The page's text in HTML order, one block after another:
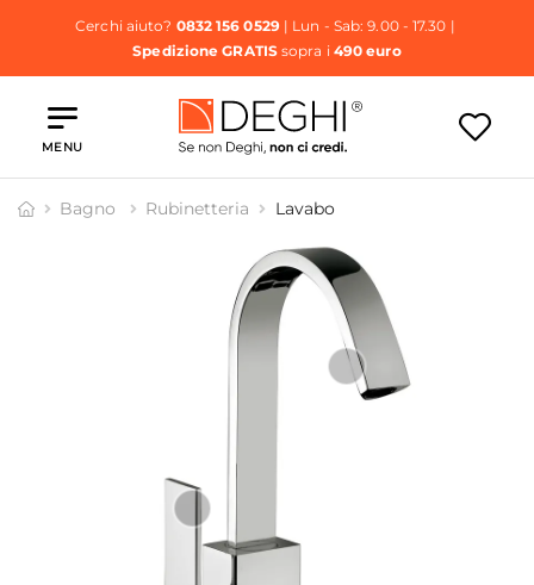
Cerchi aiuto? 0832 156 0529| Lun - Sab: 9.00 - 17.30 |
Spedizione GRATISsopra i 490 euro
MENU
Bagno Rubinetteria Lavabo